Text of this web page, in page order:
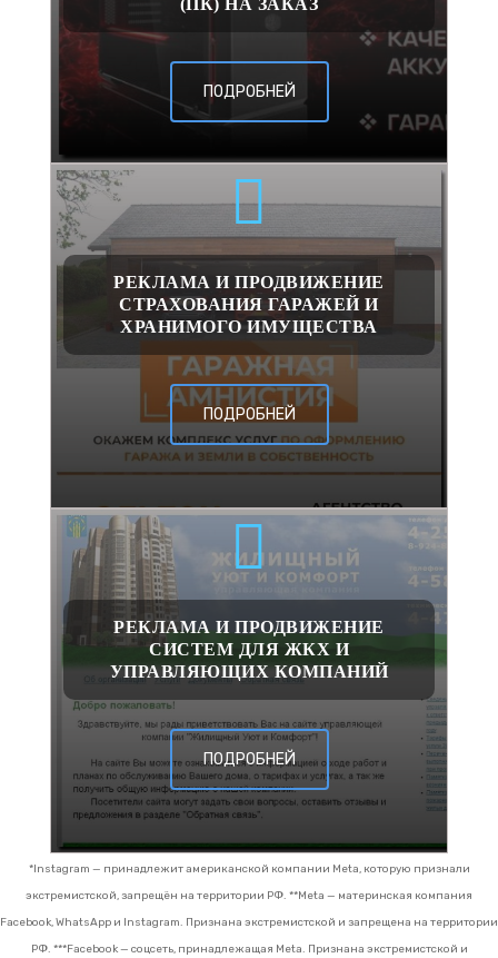
ПОДРОБНЕЙ
РЕКЛАМА И ПРОДВИЖЕНИЕ
СТРАХОВАНИЯ ГАРАЖЕЙ И
ХРАНИМОГО ИМУЩЕСТВА
ПОДРОБНЕЙ
РЕКЛАМА И ПРОДВИЖЕНИЕ
СИСТЕМ ДЛЯ ЖКХ И
УПРАВЛЯЮЩИХ КОМПАНИЙ
ПОДРОБНЕЙ
*Instagram — принадлежит американской компании Meta, которую признали
экстремистской, запрещён на территории РФ. **Meta — материнская компания
Facebook, WhatsApp и Instagram. Признана экстремистской и запрещена на территории
РФ. ***Facebook — соцсеть, принадлежащая Meta. Признана экстремистской и